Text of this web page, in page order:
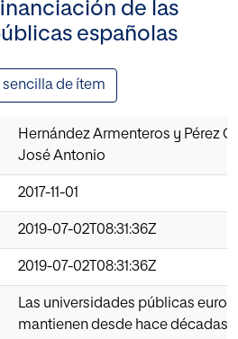
de las
españolas
sencilla de ítem
Hernández Armenteros y Pérez
José Antonio
2017-11-01
2019-07-02T08:31:36Z
2019-07-02T08:31:36Z
Las universidades públicas
mantienen desde hace décadas